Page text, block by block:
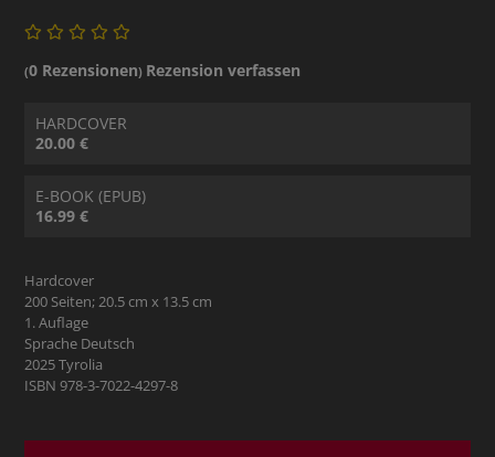
(0 Rezensionen) Rezension verfassen
HARDCOVER
20.00 €
E-BOOK (EPUB)
16.99 €
Hardcover
200 Seiten; 20.5 cm x 13.5 cm
1. Auflage
Sprache Deutsch
2025 Tyrolia
ISBN 978-3-7022-4297-8